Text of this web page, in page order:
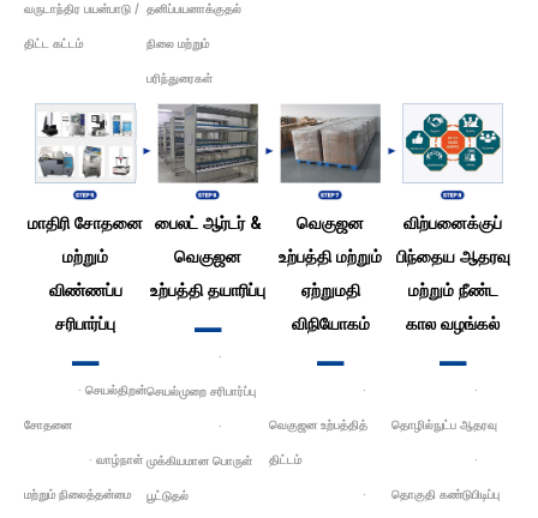
வருடாந்திர பயன்பாடு /
திட்ட கட்டம்
தனிப்பயனாக்குதல்
நிலை மற்றும்
பரிந்துரைகள்
மாதிரி சோதனை
மற்றும்
விண்ணப்ப
சரிபார்ப்பு
▂▂
· செயல்திறன்
சோதனை
· வாழ்நாள்
மற்றும் நிலைத்தன்மை
பைலட் ஆர்டர் &
வெகுஜன
உற்பத்தி தயாரிப்பு
▂▂
·
செயல்முறை சரிபார்ப்பு
·
முக்கியமான பொருள்
பூட்டுதல்
வெகுஜன
உற்பத்தி மற்றும்
ஏற்றுமதி
விநியோகம்
▂▂
·
வெகுஜன உற்பத்தித்
திட்டம்
·
விற்பனைக்குப்
பிந்தைய ஆதரவு
மற்றும் நீண்ட
கால வழங்கல்
▂▂
·
தொழில்நுட்ப ஆதரவு
·
தொகுதி கண்டுபிடிப்பு